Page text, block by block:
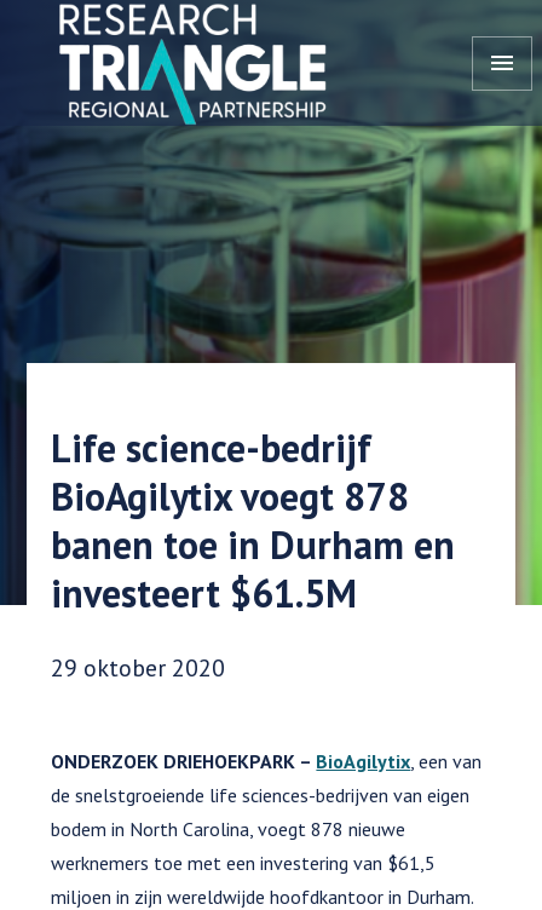
Doorgaan naar artikel
menu
Life science-bedrijf
BioAgilytix voegt 878
banen toe in Durham en
investeert $61.5M
Datum gepubliceerd:
29 oktober 2020
ONDERZOEK DRIEHOEKPARK – BioAgilytix , een van
de snelstgroeiende life sciences-bedrijven van eigen
bodem in North Carolina, voegt 878 nieuwe
werknemers toe met een investering van $61,5
miljoen in zijn wereldwijde hoofdkantoor in Durham.